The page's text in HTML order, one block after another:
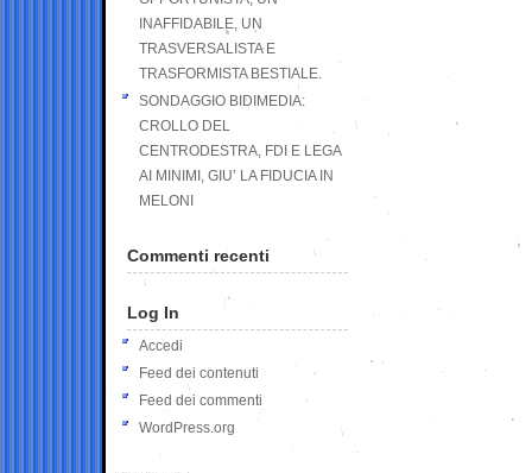
INAFFIDABILE, UN
TRASVERSALISTA E
TRASFORMISTA BESTIALE.
SONDAGGIO BIDIMEDIA:
CROLLO DEL
CENTRODESTRA, FDI E LEGA
AI MINIMI, GIU’ LA FIDUCIA IN
MELONI
Commenti recenti
Log In
Accedi
Feed dei contenuti
Feed dei commenti
WordPress.org